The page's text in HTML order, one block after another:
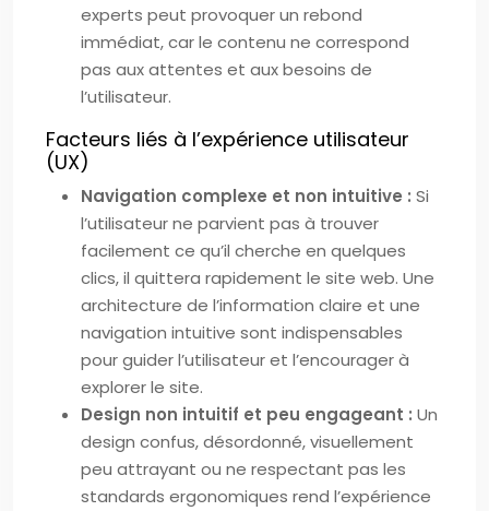
experts peut provoquer un rebond
immédiat, car le contenu ne correspond
pas aux attentes et aux besoins de
l’utilisateur.
Facteurs liés à l’expérience utilisateur
(UX)
Navigation complexe et non intuitive : Si
l’utilisateur ne parvient pas à trouver
facilement ce qu’il cherche en quelques
clics, il quittera rapidement le site web. Une
architecture de l’information claire et une
navigation intuitive sont indispensables
pour guider l’utilisateur et l’encourager à
explorer le site.
Design non intuitif et peu engageant : Un
design confus, désordonné, visuellement
peu attrayant ou ne respectant pas les
standards ergonomiques rend l’expérience